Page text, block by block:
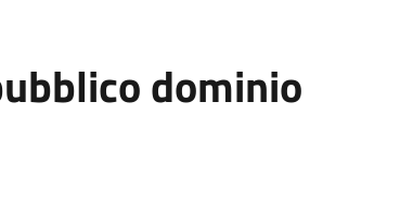
dominio